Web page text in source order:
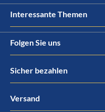
Interessante Themen
Folgen Sie uns
Sicher bezahlen
Versand